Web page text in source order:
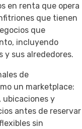
en renta que opera
que tienen
que
incluyendo
y sus alrededores.
de
un marketplace:
ubicaciones y
antes de reservar
sin